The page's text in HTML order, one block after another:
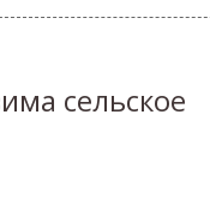
сельское